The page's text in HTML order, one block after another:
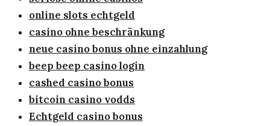
online slots echtgeld
casino ohne beschränkung
neue casino bonus ohne einzahlung
beep beep casino login
cashed casino bonus
bitcoin casino vodds
Echtgeld casino bonus